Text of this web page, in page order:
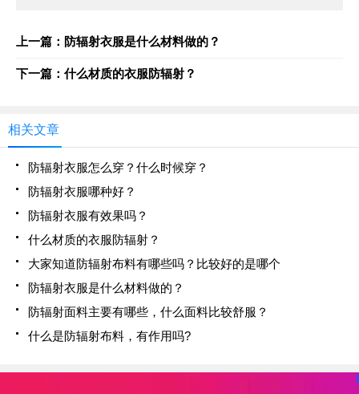
上一篇：防辐射衣服是什么材料做的？
下一篇：什么材质的衣服防辐射？
相关文章
防辐射衣服怎么穿？什么时候穿？
防辐射衣服哪种好？
防辐射衣服有效果吗？
什么材质的衣服防辐射？
大家知道防辐射布料有哪些吗？比较好的是哪个
防辐射衣服是什么材料做的？
防辐射面料主要有哪些，什么面料比较舒服？
什么是防辐射布料，有作用吗?